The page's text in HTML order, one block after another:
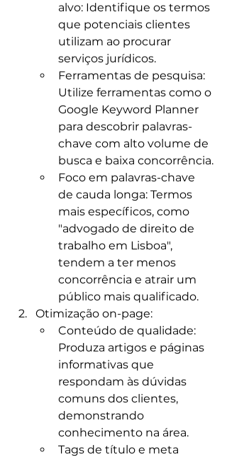
alvo: Identifique os termos
que potenciais clientes
utilizam ao procurar
serviços jurídicos.​
Ferramentas de pesquisa:
Utilize ferramentas como o
Google Keyword Planner
para descobrir palavras-
chave com alto volume de
busca e baixa concorrência.​
Foco em palavras-chave
de cauda longa: Termos
mais específicos, como
"advogado de direito de
trabalho em Lisboa",
tendem a ter menos
concorrência e atrair um
público mais qualificado.
Otimização on-page:
Conteúdo de qualidade:
Produza artigos e páginas
informativas que
respondam às dúvidas
comuns dos clientes,
demonstrando
conhecimento na área.​
Tags de título e meta